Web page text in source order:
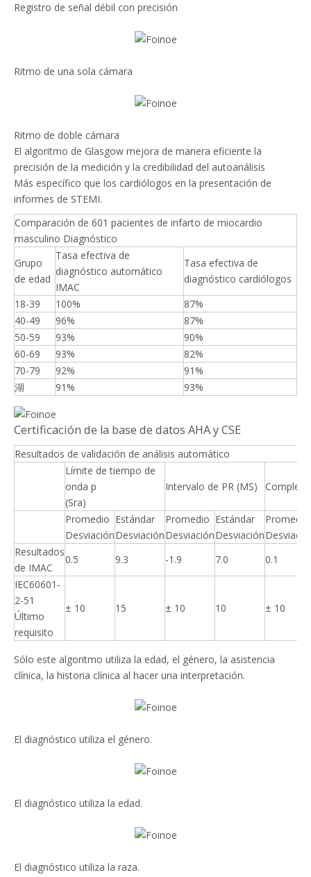
Registro de señal débil con precisión
Ritmo de una sola cámara
Ritmo de doble cámara
El algoritmo de Glasgow mejora de manera eficiente la
precisión de la medición y la credibilidad del autoanálisis
Más específico que los cardiólogos en la presentación de
informes de STEMI.
Comparación de 601 pacientes de infarto de miocardio
masculino Diagnóstico
Grupo
de edad
Tasa efectiva de
diagnóstico automático
IMAC
Tasa efectiva de
diagnóstico cardiólogos
18-39
100%
87%
40-49
96%
87%
50-59
93%
90%
60-69
93%
82%
70-79
92%
91%
湖
91% 93%
Certificación de la base de datos AHA y CSE
Resultados de validación de análisis automático
Límite de tiempo de
onda p
(Sra)
Intervalo de PR (MS) Complejo
Promedio
Desviación
Estándar
Desviación
Promedio
Desviación
Estándar
Desviación
Promedio
Resultados
de IMAC
0.5 9.3 -1.9 7.0
0.1
IEC60601-
2-51
Último
requisito
± 10 15 ± 10 10 ± 10
Sólo este algoritmo utiliza la edad, el género, la asistencia
clínica, la historia clínica al hacer una interpretación.
El diagnóstico utiliza el género.
El diagnóstico utiliza la edad.
El diagnóstico utiliza la raza.